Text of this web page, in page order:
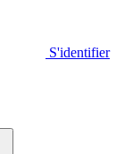
S'identifier